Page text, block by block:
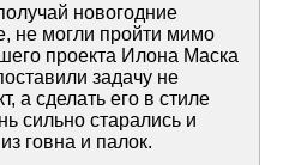
новогодние
не могли пройти мимо
проекта Илона Маска
задачу не
а сделать его в стиле
сильно старались и
говна и палок.